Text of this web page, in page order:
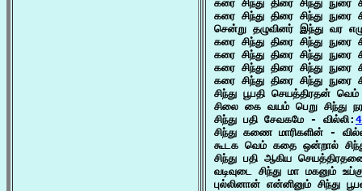
கரை சிந்து திரை சிந்து
கரை சிந்து திரை சிந்து
சென்று தழுவினர் இந்து வர
கரை சிந்து திரை சிந்து
கரை சிந்து திரை சிந்து
கரை சிந்து திரை சிந்து
கரை சிந்து திரை சிந்து
சிந்து பூபதி செயத்திரதன்
சிலை கை வயம் பெறு சிந்து
சிந்து பதி சேவகமே - வில்லி:
சிந்து கணை மாரிகளின் -
கூடக வெம் கதை ஒன்றால்
சிந்து பதி ஆகிய
வடிவுடை சிந்து மா மகனும்
புல்லினான் என்னினும் சிந்து